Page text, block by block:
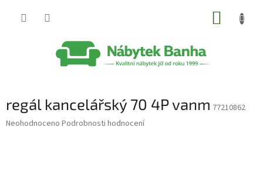
regál kancelářský 70 4P vanm 77210862
Průměrné
Neohodnoceno Podrobnosti hodnocení